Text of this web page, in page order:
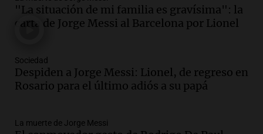
y cinco heridos tras caer dos autos desde
un puente
Audio.Messi llegará esta noche a
Rosario para acompañar a su familia
Episodios
"La situación de mi familia es gravísima": la
carta de Jorge Messi al Barcelona por Lionel
Sociedad
Despiden a Jorge Messi: Lionel, de regreso en
Rosario para el último adiós a su papá
La muerte de Jorge Messi